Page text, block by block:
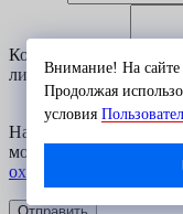
Внимание! На сайте
Продолжая
условия
Комментарий *
лимит текста:
Нажимая кнопку
моих персональных
охраны персональных